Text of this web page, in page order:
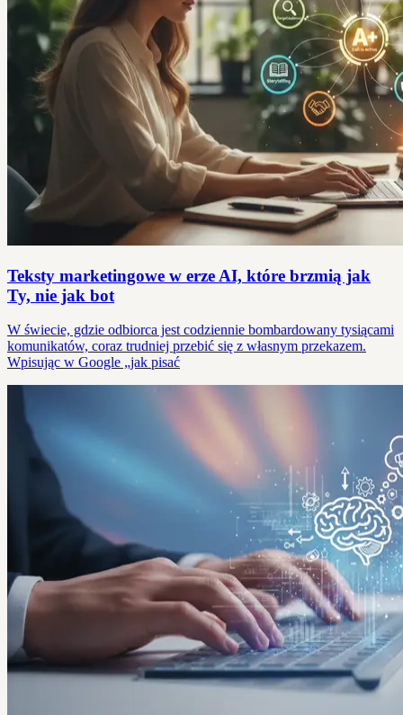
Teksty marketingowe w erze AI, które brzmią jak
Ty, nie jak bot
W świecie, gdzie odbiorca jest codziennie bombardowany tysiącami
komunikatów, coraz trudniej przebić się z własnym przekazem.
Wpisując w Google „jak pisać